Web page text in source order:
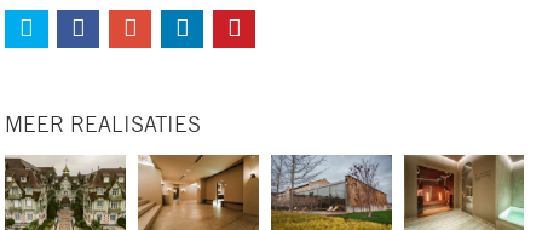
MEER REALISATIES